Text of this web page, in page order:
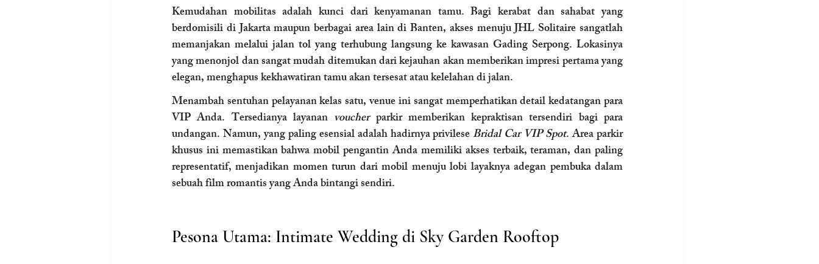
Kemudahan mobilitas adalah kunci dari kenyamanan tamu. Bagi kerabat dan sahabat yang
berdomisili di Jakarta maupun berbagai area lain di Banten, akses menuju JHL Solitaire sangatlah
memanjakan melalui jalan tol yang terhubung langsung ke kawasan Gading Serpong. Lokasinya
yang menonjol dan sangat mudah ditemukan dari kejauhan akan memberikan impresi pertama yang
elegan, menghapus kekhawatiran tamu akan tersesat atau kelelahan di jalan.
Menambah sentuhan pelayanan kelas satu, venue ini sangat memperhatikan detail kedatangan para
VIP Anda. Tersedianya layanan voucher parkir memberikan kepraktisan tersendiri bagi para
undangan. Namun, yang paling esensial adalah hadirnya privilese Bridal Car VIP Spot. Area parkir
khusus ini memastikan bahwa mobil pengantin Anda memiliki akses terbaik, teraman, dan paling
representatif, menjadikan momen turun dari mobil menuju lobi layaknya adegan pembuka dalam
sebuah film romantis yang Anda bintangi sendiri.
Pesona Utama: Intimate Wedding di Sky Garden Rooftop